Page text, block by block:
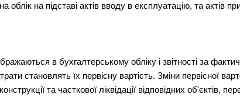
на підставі актів вводу в експлуатацію, та актів
в бухгалтерському обліку і звітності за
становлять їх первісну вартість. Зміни первісної
та часткової ліквідації відповідних об'єктів,